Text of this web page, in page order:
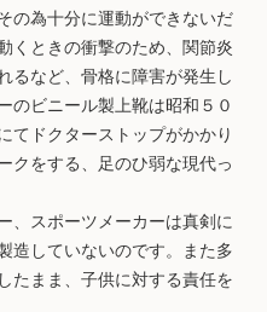
の為十分に運動ができないだ
くときの衝撃のため、関節炎
るなど、骨格に障害が発生し
のビニール製上靴は昭和５０
てドクターストップがかかり
クをする、足のひ弱な現代っ
、スポーツメーカーは真剣に
造していないのです。また多
たまま、子供に対する責任を